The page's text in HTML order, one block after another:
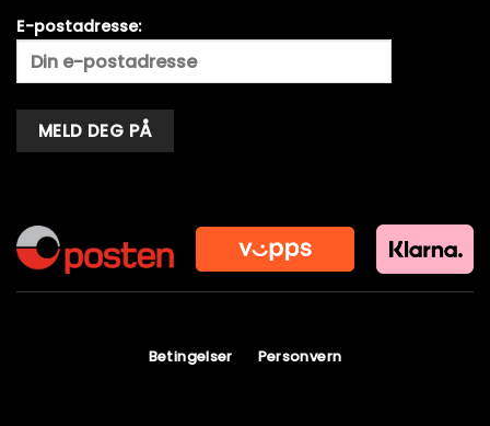
E-postadresse:
Betingelser Personvern